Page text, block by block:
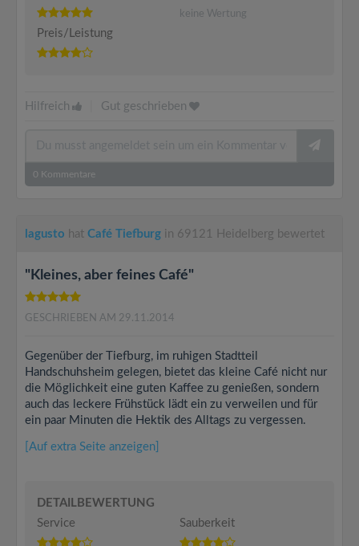
keine Wertung
Preis/Leistung
Hilfreich Gut geschrieben
0 Kommentare
lagusto hat Café Tiefburg in 69121 Heidelberg bewertet
"Kleines, aber feines Café"
GESCHRIEBEN AM 29.11.2014
Gegenüber der Tiefburg, im ruhigen Stadtteil
Handschuhsheim gelegen, bietet das kleine Café nicht nur
die Möglichkeit eine guten Kaffee zu genießen, sondern
auch das leckere Frühstück lädt ein zu verweilen und für
ein paar Minuten die Hektik des Alltags zu vergessen.
[Auf extra Seite anzeigen]
DETAILBEWERTUNG
Service
Sauberkeit